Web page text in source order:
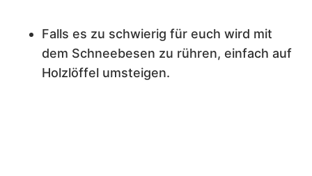
Falls es zu schwierig für euch wird mit
dem Schneebesen zu rühren, einfach auf
Holzlöffel umsteigen.